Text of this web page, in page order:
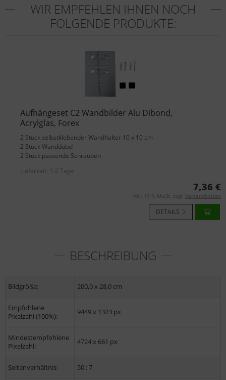
WIR EMPFEHLEN IHNEN NOCH
FOLGENDE PRODUKTE:
Aufhängeset C2 Wandbilder Alu Dibond,
Acrylglas, Forex
2 Stück selbstklebender Wandhalter 10 x 10 cm
2 Stück Wanddübel
2 Stück passende Schrauben
Lieferzeit: 1-2 Tage
7,36 €
inkl. 19 % MwSt. zzgl. Versandkosten
DETAILS
BESCHREIBUNG
Bildgröße: 200,0 x 28,0 cm
Empfohlene
Pixelzahl (100%):
9449 x 1323 px
Mindestempfohlene
Pixelzahl:
4724 x 661 px
Seitenverhältnis: 50 : 7